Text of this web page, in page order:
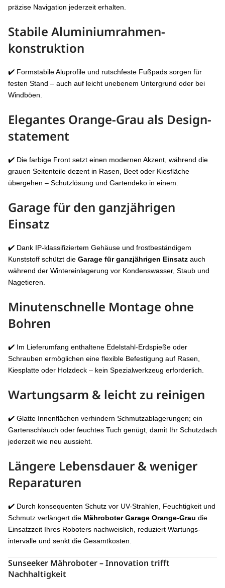
präzise Navigation jederzeit erhalten.
Stabile Aluminium­rahmen­
konstruktion
✔️ Formstabile Aluprofile und rutschfeste Fußpads sorgen für
festen Stand – auch auf leicht unebenem Untergrund oder bei
Windböen.
Elegantes Orange-Grau als Design­
statement
✔️ Die farbige Front setzt einen modernen Akzent, während die
grauen Seitenteile dezent in Rasen, Beet oder Kiesfläche
übergehen – Schutzlösung und Gartendeko in einem.
Garage für den ganzjährigen
Einsatz
✔️ Dank IP-klassifiziertem Gehäuse und frostbeständigem
Kunststoff schützt die Garage für ganzjährigen Einsatz auch
während der Winter­einlagerung vor Kondens­wasser, Staub und
Nagetieren.
Minutenschnelle Montage ohne
Bohren
✔️ Im Lieferumfang enthaltene Edelstahl-Erdspieße oder
Schrauben ermöglichen eine flexible Befestigung auf Rasen,
Kiesplatte oder Holzdeck – kein Spezialwerkzeug erforderlich.
Wartungsarm & leicht zu reinigen
✔️ Glatte Innenflächen verhindern Schmutzablagerungen; ein
Gartenschlauch oder feuchtes Tuch genügt, damit Ihr Schutzdach
jederzeit wie neu aussieht.
Längere Lebensdauer & weniger
Reparaturen
✔️ Durch konsequenten Schutz vor UV-Strahlen, Feuchtigkeit und
Schmutz verlängert die Mähroboter Garage Orange-Grau die
Einsatzzeit Ihres Roboters nachweislich, reduziert Wartungs­
intervalle und senkt die Gesamt­kosten.
Sunseeker Mähroboter – Innovation trifft
Nachhaltigkeit